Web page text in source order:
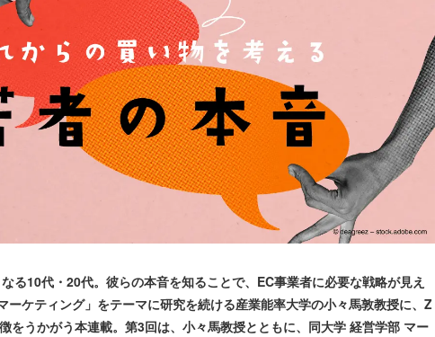
る10代・20代。彼らの本音を知ることで、EC事業者に必要な戦略が見え
ーケティング」をテーマに研究を続ける産業能率大学の小々馬敦教授に、Z
をうかがう本連載。第3回は、小々馬教授とともに、同大学 経営学部 マー